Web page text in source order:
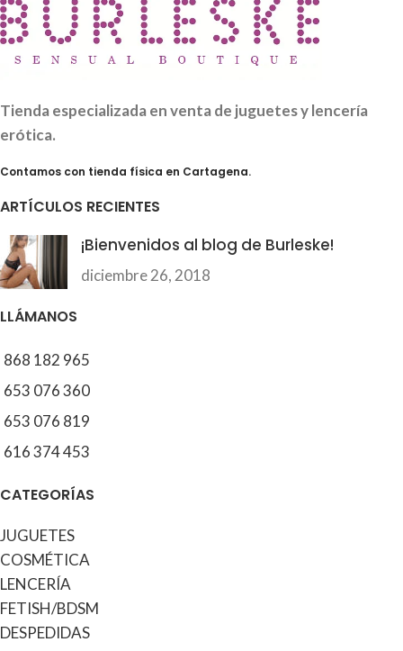
Tienda especializada en venta de juguetes y lencería
erótica.
Contamos con tienda física en Cartagena.
ARTÍCULOS RECIENTES
¡Bienvenidos al blog de Burleske!
diciembre 26, 2018
LLÁMANOS
868 182 965
653 076 360
653 076 819
616 374 453
CATEGORÍAS
JUGUETES
COSMÉTICA
LENCERÍA
FETISH/BDSM
DESPEDIDAS